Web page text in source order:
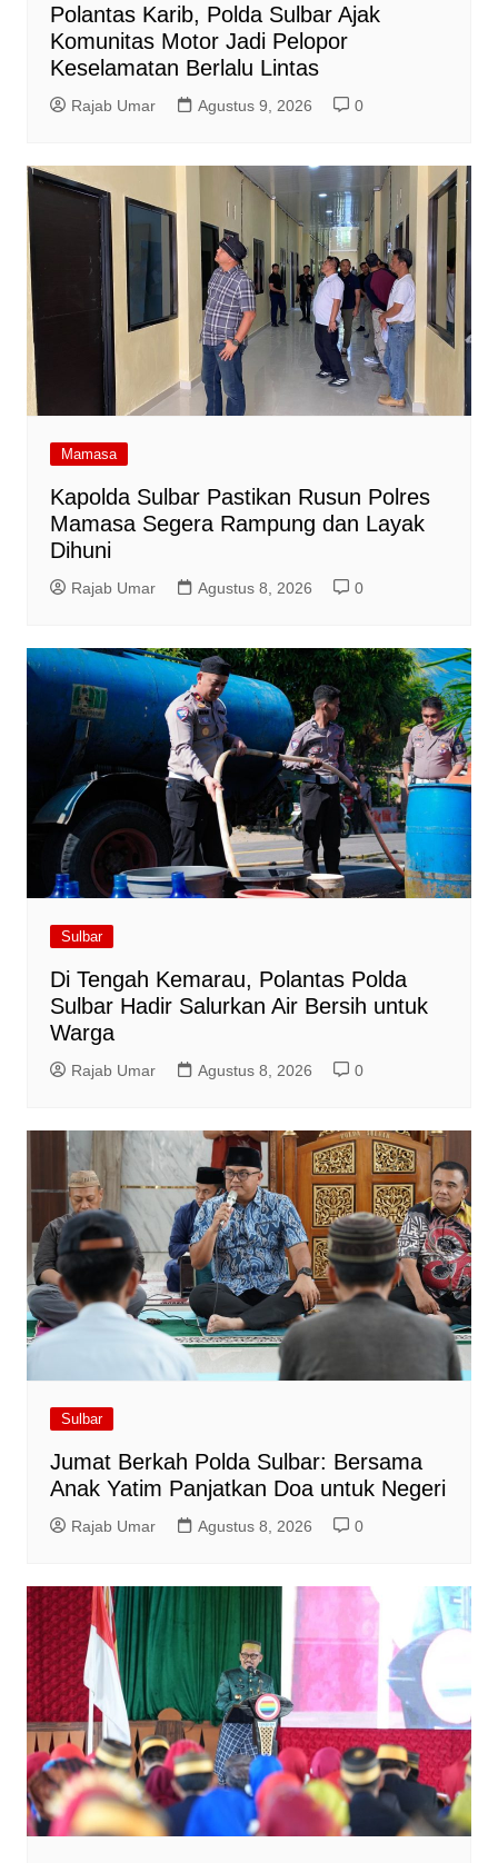
Polantas Karib, Polda Sulbar Ajak
Komunitas Motor Jadi Pelopor
Keselamatan Berlalu Lintas
Rajab Umar Agustus 9, 2026 0
Mamasa
Kapolda Sulbar Pastikan Rusun Polres
Mamasa Segera Rampung dan Layak
Dihuni
Rajab Umar Agustus 8, 2026 0
Sulbar
Di Tengah Kemarau, Polantas Polda
Sulbar Hadir Salurkan Air Bersih untuk
Warga
Rajab Umar Agustus 8, 2026 0
Sulbar
Jumat Berkah Polda Sulbar: Bersama
Anak Yatim Panjatkan Doa untuk Negeri
Rajab Umar Agustus 8, 2026 0